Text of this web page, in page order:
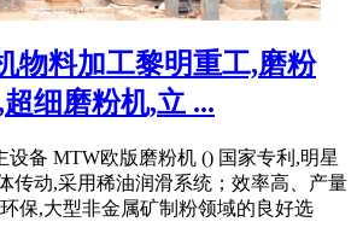
物料加工黎明重工,磨粉
细磨粉机,立 ...
设备 MTW欧版磨粉机 () 国家专利,明星
传动,采用稀油润滑系统；效率高、产量
保,大型非金属矿制粉领域的良好选